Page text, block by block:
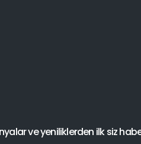
ve yeniliklerden ilk siz